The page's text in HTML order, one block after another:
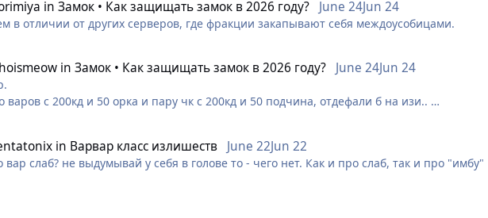
за свой сервер руби:
хоть какая-то конкуренция между фракциями, самый лучший вариант - руби (у
всё такой же монополист сервера, который подмял весь контент под себя ну и
дальше, а так достаточно глянуть стату битв амбера и за 2025 год ОДНА
что битвы не показатель и т.д, послушаю в десятый раз
что-то фармить, чтобы заработать голду, на руби конкуренции гораздо
на амбере просто задушены в 0)
по моим наблюдениям, на руби играют люди поскилловее амберовцев, потому что
бразильцам, ну там конечно другая ситуация уже
inЗамок • Как защищать замок в 2026 году? June 24Jun 24
в отличии от других серверов, где фракции закапывают себя междоусобицами.
inЗамок • Как защищать замок в 2026 году? June 24Jun 24
варов с 200кд и 50 орка и пару чк с 200кд и 50 подчина, отдефали б на изи..
in Варвар класс излишеств June 22Jun 22
вар слаб? не выдумывай у себя в голове то - чего нет. Как и про слаб, так и про "имбу"